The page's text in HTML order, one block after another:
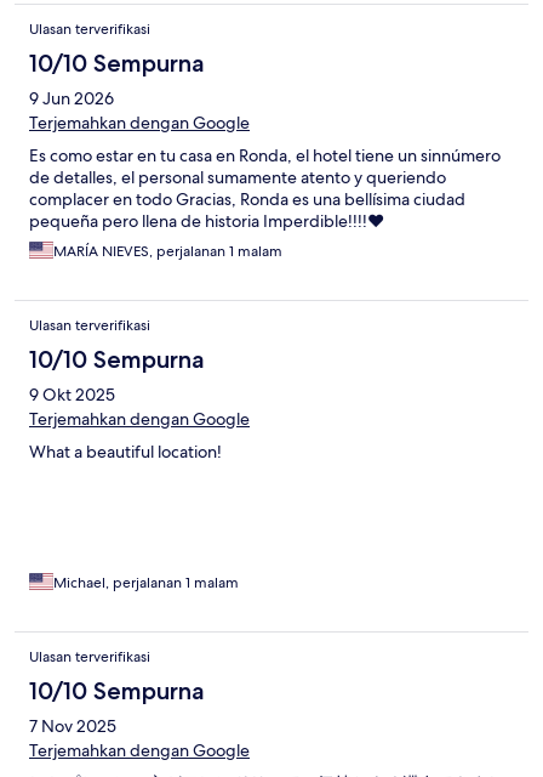
Ulasan terverifikasi
10/10 Sempurna
9 Jun 2026
Terjemahkan dengan Google
Es como estar en tu casa en Ronda, el hotel tiene un sinnúmero
de detalles, el personal sumamente atento y queriendo
complacer en todo Gracias, Ronda es una bellísima ciudad
pequeña pero llena de historia Imperdible!!!!❤️
MARÍA NIEVES, perjalanan 1 malam
Ulasan terverifikasi
10/10 Sempurna
9 Okt 2025
Terjemahkan dengan Google
What a beautiful location!
Michael, perjalanan 1 malam
Ulasan terverifikasi
10/10 Sempurna
7 Nov 2025
Terjemahkan dengan Google